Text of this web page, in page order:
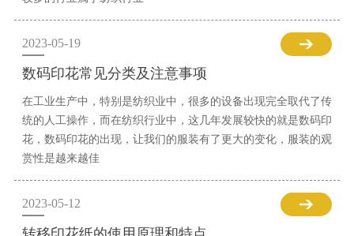
2023-05-19
数码印花常见分类及注意事项
在工业生产中，特别是纺织业中，很多的设备出现完全取代了传
统的人工操作，而在纺织行业中，这几年发展较快的就是数码印
花，数码印花的出现，让我们的服装有了更大的变化，服装的观
赏性是越来越佳
2023-05-12